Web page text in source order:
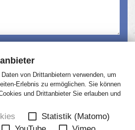
von Drittanbietern verwenden, um
Erlebnis zu ermöglichen. Sie können
und Drittanbieter Sie erlauben und
Statistik (Matomo)
Absenden